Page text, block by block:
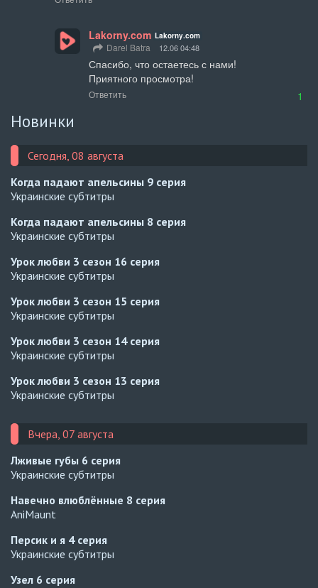
Lakorny.com Lakorny.com
Darel Batra 12.06 04:48
Спасибо, что остаетесь с нами!
Приятного просмотра!
Ответить 1
Новинки
Сегодня, 08 августа
Когда падают апельсины 9 серия
Украинские субтитры
Когда падают апельсины 8 серия
Украинские субтитры
Урок любви 3 сезон 16 серия
Украинские субтитры
Урок любви 3 сезон 15 серия
Украинские субтитры
Урок любви 3 сезон 14 серия
Украинские субтитры
Урок любви 3 сезон 13 серия
Украинские субтитры
Вчера, 07 августа
Лживые губы 6 серия
Украинские субтитры
Навечно влюблённые 8 серия
AniMaunt
Персик и я 4 серия
Украинские субтитры
Узел 6 серия